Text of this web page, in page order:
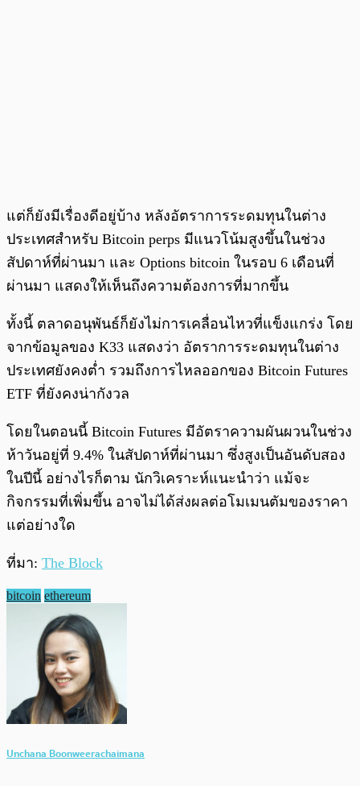
แต่ก็ยังมีเรื่องดีอยู่บ้าง หลังอัตราการระดมทุนในต่าง
ประเทศสำหรับ Bitcoin perps มีแนวโน้มสูงขึ้นในช่วง
สัปดาห์ที่ผ่านมา และ Options bitcoin ในรอบ 6 เดือนที่
ผ่านมา แสดงให้เห็นถึงความต้องการที่มากขึ้น
ทั้งนี้ ตลาดอนุพันธ์ก็ยังไม่การเคลื่อนไหวที่แข็งแกร่ง โดย
จากข้อมูลของ K33 แสดงว่า อัตราการระดมทุนในต่าง
ประเทศยังคงต่ำ รวมถึงการไหลออกของ Bitcoin Futures
ETF ที่ยังคงน่ากังวล
โดยในตอนนี้ Bitcoin Futures มีอัตราความผันผวนในช่วง
ห้าวันอยู่ที่ 9.4% ในสัปดาห์ที่ผ่านมา ซึ่งสูงเป็นอันดับสอง
ในปีนี้ อย่างไรก็ตาม นักวิเคราะห์แนะนำว่า แม้จะ
กิจกรรมที่เพิ่มขึ้น อาจไม่ได้ส่งผลต่อโมเมนตัมของราคา
แต่อย่างใด
ที่มา: The Block
bitcoin ethereum
Unchana Boonweerachaimana